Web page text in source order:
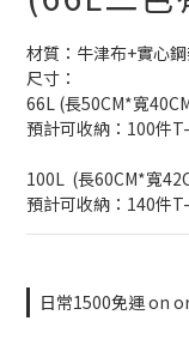
材質：牛津布+實心
尺寸：
66L (長50CM*寬
預計可收納：100件
100L  (長60CM*寬
預計可收納：140件
日常1500免運 on